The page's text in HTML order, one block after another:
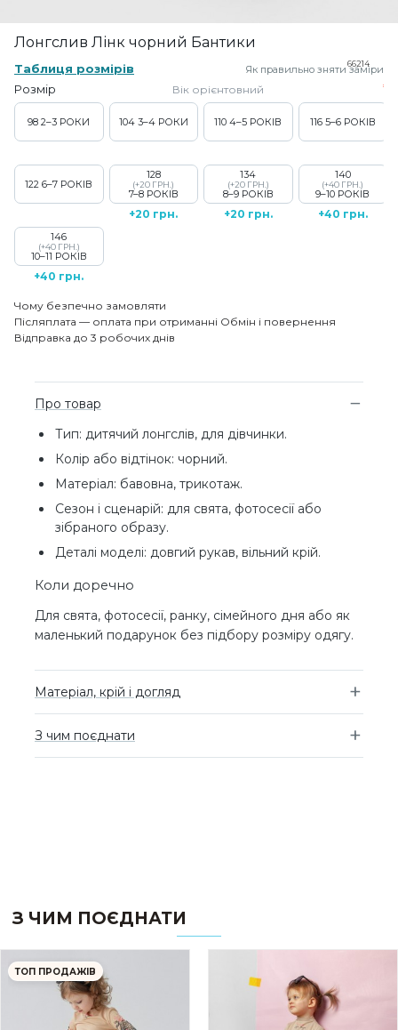
Лонгслив Лінк чорний Бантики
66214
Таблиця розмірів Як правильно зняти заміри
Розмір Вік орієнтовний
98 2–3 РОКИ 104 3–4 РОКИ 110 4–5 РОКІВ 116 5–6 РОКІВ
122 6–7 РОКІВ
128
(+20 ГРН.)
7–8 РОКІВ
+20 грн.
134
(+20 ГРН.)
8–9 РОКІВ
+20 грн.
140
(+40 ГРН.)
9–10 РОКІВ
+40 грн.
146
(+40 ГРН.)
10–11 РОКІВ
+40 грн.
Чому безпечно замовляти
Післяплата — оплата при отриманні Обмін і повернення
Відправка до 3 робочих днів
Про товар
Тип: дитячий лонгслів, для дівчинки.
Колір або відтінок: чорний.
Матеріал: бавовна, трикотаж.
Сезон і сценарій: для свята, фотосесії або
зібраного образу.
Деталі моделі: довгий рукав, вільний крій.
Коли доречно
Для свята, фотосесії, ранку, сімейного дня або як
маленький подарунок без підбору розміру одягу.
Матеріал, крій і догляд
З чим поєднати
З ЧИМ ПОЄДНАТИ
ТОП ПРОДАЖІВ